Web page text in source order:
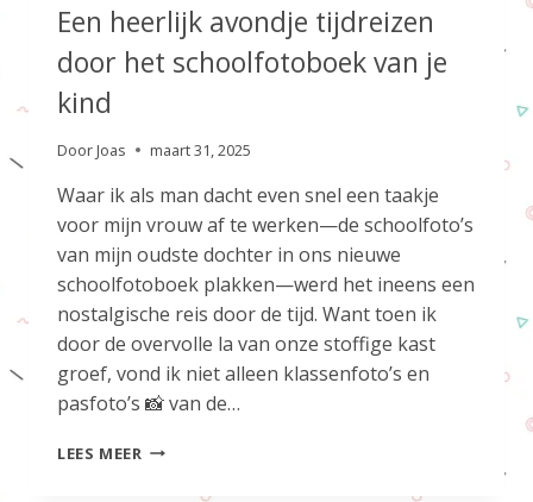
Een heerlijk avondje tijdreizen
door het schoolfotoboek van je
kind
Door Joas maart 31, 2025
Waar ik als man dacht even snel een taakje
voor mijn vrouw af te werken—de schoolfoto’s
van mijn oudste dochter in ons nieuwe
schoolfotoboek plakken—werd het ineens een
nostalgische reis door de tijd. Want toen ik
door de overvolle la van onze stoffige kast
groef, vond ik niet alleen klassenfoto’s en
pasfoto’s 📸 van de…
LEES MEER EEN
AVONDJE